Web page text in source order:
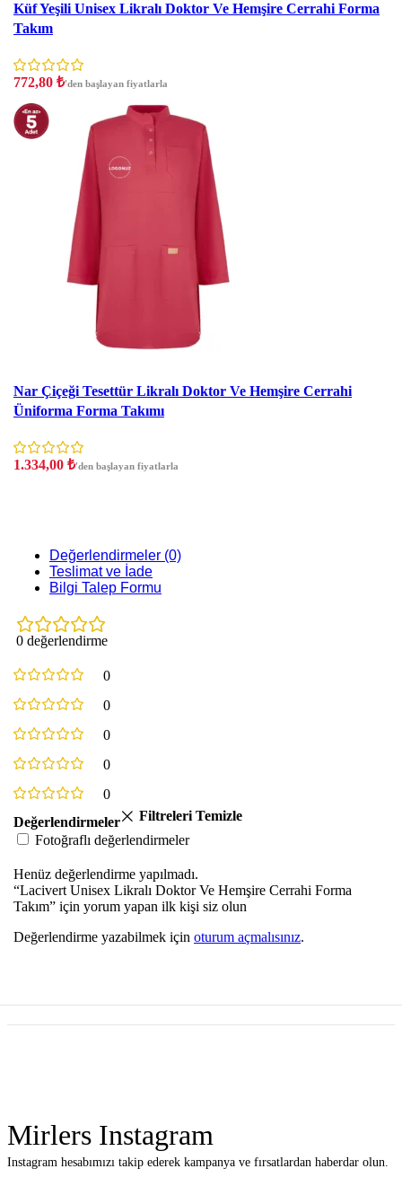
Küf Yeşili Unisex Likralı Doktor Ve Hemşire Cerrahi Forma
Takım
772,80 ₺'den başlayan fiyatlarla
Nar Çiçeği Tesettür Likralı Doktor Ve Hemşire Cerrahi
Üniforma Forma Takımı
1.334,00 ₺'den başlayan fiyatlarla
Değerlendirmeler (0)
Teslimat ve İade
Bilgi Talep Formu
0 değerlendirme
0
0
0
0
0
Değerlendirmeler
Filtreleri Temizle
Fotoğraflı değerlendirmeler
Henüz değerlendirme yapılmadı.
“Lacivert Unisex Likralı Doktor Ve Hemşire Cerrahi Forma
Takım” için yorum yapan ilk kişi siz olun
Değerlendirme yazabilmek için oturum açmalısınız.
Mirlers Instagram
Instagram hesabımızı takip ederek kampanya ve fırsatlardan haberdar olun.